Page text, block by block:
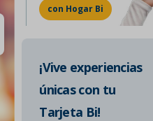
del
Marcas
de
con Hogar Bi
¡Vive experiencias
únicas con tu
Tarjeta Bi!